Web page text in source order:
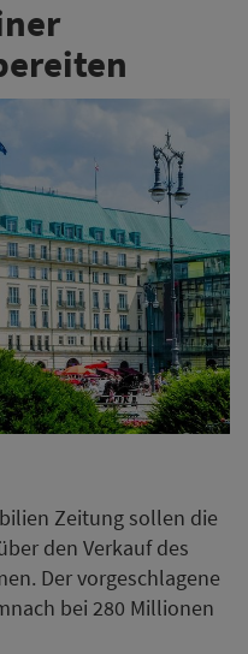
Zeitung sollen die
den Verkauf des
Der vorgeschlagene
bei 280 Millionen